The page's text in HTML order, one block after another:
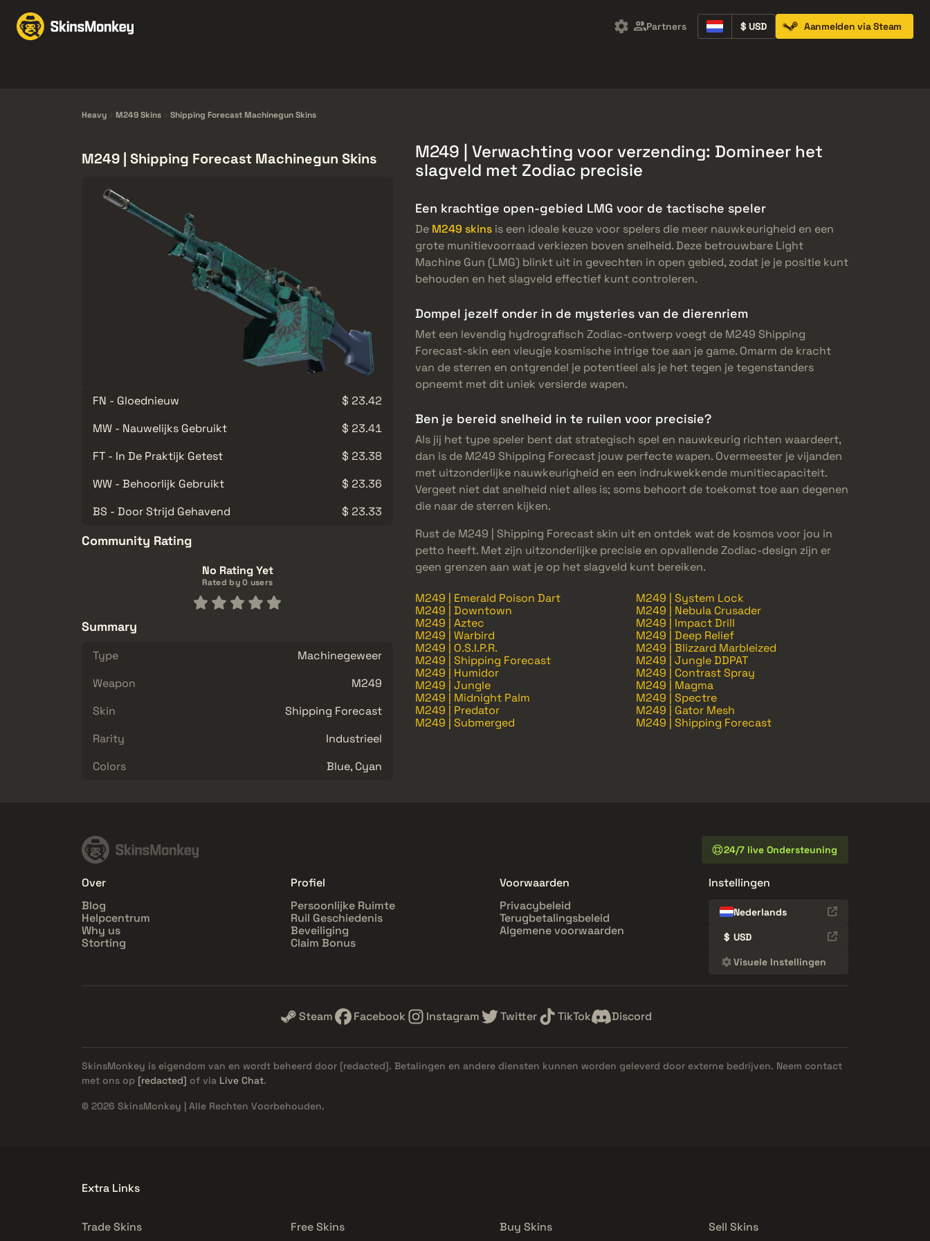
Partners $ USD Aanmelden via Steam
Heavy M249 Skins Shipping Forecast Machinegun Skins
M249 | Shipping Forecast Machinegun Skins
FN - Gloednieuw
$ 23.42
MW - Nauwelijks Gebruikt
$ 23.41
FT - In De Praktijk Getest
$ 23.38
WW - Behoorlijk Gebruikt
$ 23.36
BS - Door Strijd Gehavend
$ 23.33
Community Rating
No Rating Yet
Rated by 0 users
Summary
Type
Machinegeweer
Weapon
M249
Skin
Shipping Forecast
Rarity
Industrieel
Colors
Blue, Cyan
M249 | Verwachting voor verzending: Domineer het
slagveld met Zodiac precisie
Een krachtige open-gebied LMG voor de tactische speler
De M249 skins is een ideale keuze voor spelers die meer nauwkeurigheid en een
grote munitievoorraad verkiezen boven snelheid. Deze betrouwbare Light
Machine Gun (LMG) blinkt uit in gevechten in open gebied, zodat je je positie kunt
behouden en het slagveld effectief kunt controleren.
Dompel jezelf onder in de mysteries van de dierenriem
Met een levendig hydrografisch Zodiac-ontwerp voegt de M249 Shipping
Forecast-skin een vleugje kosmische intrige toe aan je game. Omarm de kracht
van de sterren en ontgrendel je potentieel als je het tegen je tegenstanders
opneemt met dit uniek versierde wapen.
Ben je bereid snelheid in te ruilen voor precisie?
Als jij het type speler bent dat strategisch spel en nauwkeurig richten waardeert,
dan is de M249 Shipping Forecast jouw perfecte wapen. Overmeester je vijanden
met uitzonderlijke nauwkeurigheid en een indrukwekkende munitiecapaciteit.
Vergeet niet dat snelheid niet alles is; soms behoort de toekomst toe aan degenen
die naar de sterren kijken.
Rust de M249 | Shipping Forecast skin uit en ontdek wat de kosmos voor jou in
petto heeft. Met zijn uitzonderlijke precisie en opvallende Zodiac-design zijn er
geen grenzen aan wat je op het slagveld kunt bereiken.
M249 | Emerald Poison Dart
M249 | System Lock
M249 | Downtown
M249 | Nebula Crusader
M249 | Aztec
M249 | Impact Drill
M249 | Warbird
M249 | Deep Relief
M249 | O.S.I.P.R.
M249 | Blizzard Marbleized
M249 | Shipping Forecast
M249 | Jungle DDPAT
M249 | Humidor
M249 | Contrast Spray
M249 | Jungle
M249 | Magma
M249 | Midnight Palm
M249 | Spectre
M249 | Predator
M249 | Gator Mesh
M249 | Submerged
M249 | Shipping Forecast
24/7 live Ondersteuning
Over
Blog
Helpcentrum
Why us
Storting
Profiel
Persoonlijke Ruimte
Ruil Geschiedenis
Beveiliging
Claim Bonus
Voorwaarden
Privacybeleid
Terugbetalingsbeleid
Algemene voorwaarden
Instellingen
Nederlands
$ USD
Visuele Instellingen
Steam Facebook Instagram Twitter TikTok Discord
SkinsMonkey is eigendom van en wordt beheerd door [redacted]. Betalingen en andere diensten kunnen worden geleverd door externe bedrijven. Neem contact
met ons op [redacted] of via Live Chat.
© 2026 SkinsMonkey | Alle Rechten Voorbehouden.
Extra Links
Trade Skins Free Skins Buy Skins Sell Skins